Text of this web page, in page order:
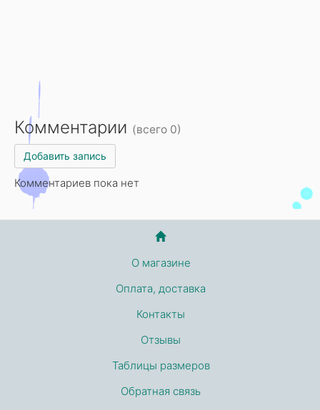
Комментарии (всего 0)
Добавить запись
Комментариев пока нет
О магазине
Оплата, доставка
Контакты
Отзывы
Таблицы размеров
Обратная связь